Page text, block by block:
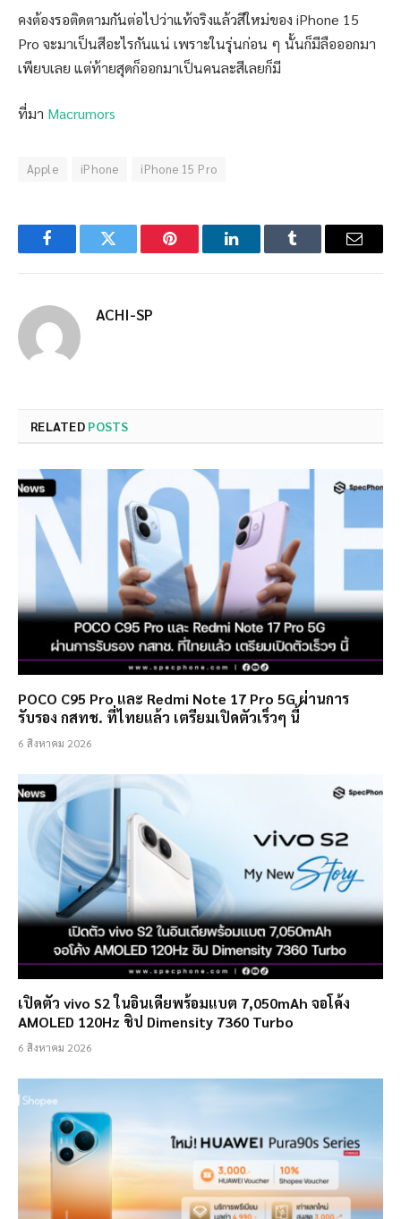
คงต้องรอติดตามกันต่อไปว่าแท้จริงแล้วสีใหม่ของ iPhone 15
Pro จะมาเป็นสีอะไรกันแน่ เพราะในรุ่นก่อน ๆ นั้นก็มีลือออกมา
เพียบเลย แต่ท้ายสุดก็ออกมาเป็นคนละสีเลยก็มี
ที่มา Macrumors
Apple iPhone iPhone 15 Pro
FacebookTwitter Pinterest LinkedInTumblr Email
ACHI-SP
RELATED POSTS
POCO C95 Pro และ Redmi Note 17 Pro 5G ผ่านการ
รับรอง กสทช. ที่ไทยแล้ว เตรียมเปิดตัวเร็วๆ นี้
6 สิงหาคม 2026
เปิดตัว vivo S2 ในอินเดียพร้อมแบต 7,050mAh จอโค้ง
AMOLED 120Hz ชิป Dimensity 7360 Turbo
6 สิงหาคม 2026